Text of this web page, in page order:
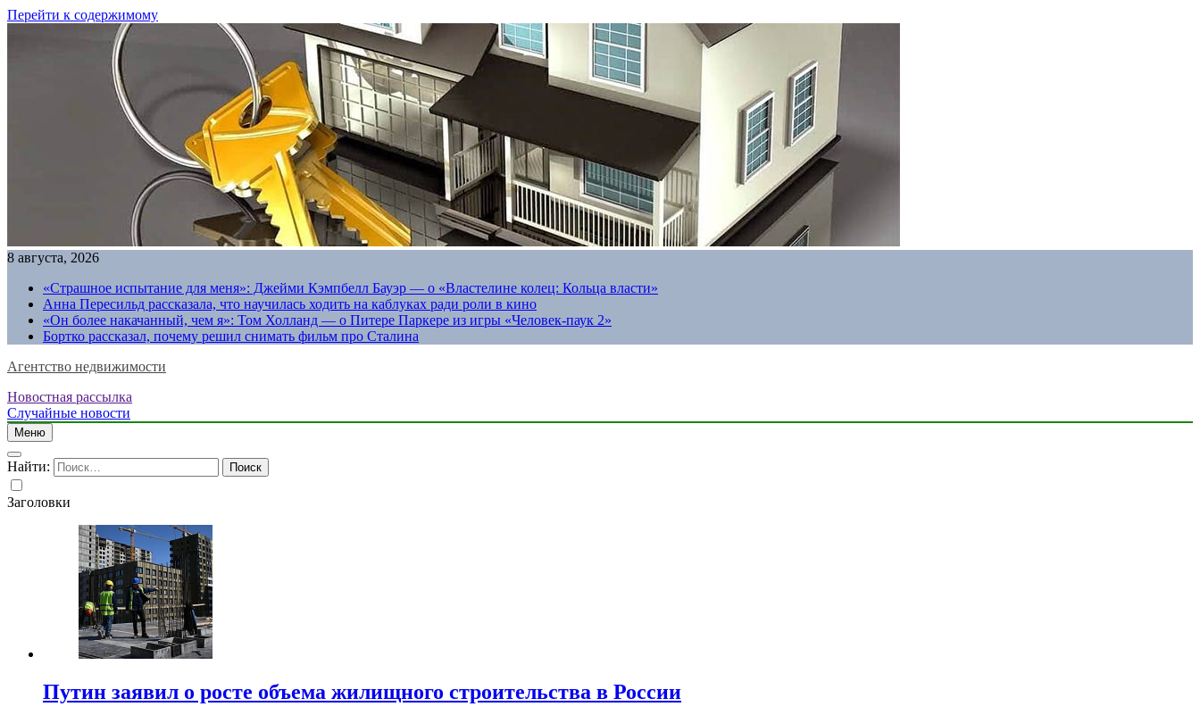
Перейти к содержимому
8 августа, 2026
«Страшное испытание для меня»: Джейми Кэмпбелл Бауэр — о «Властелине колец: Кольца власти»
Анна Пересильд рассказала, что научилась ходить на каблуках ради роли в кино
«Он более накачанный, чем я»: Том Холланд — о Питере Паркере из игры «Человек-паук 2»
Бортко рассказал, почему решил снимать фильм про Сталина
Агентство недвижимости
Новостная рассылка
Случайные новости
Меню
Найти:
Заголовки
Путин заявил о росте объема жилищного строительства в России